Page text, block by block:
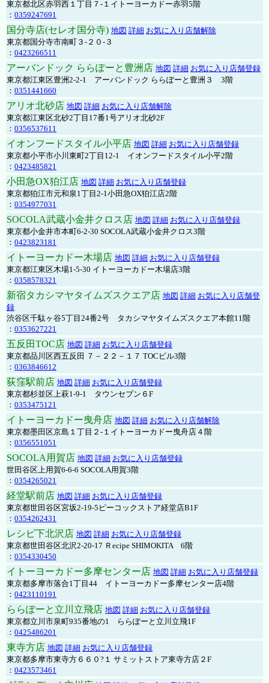
東京都北区赤羽西１丁目７-１イトーヨーカドー赤羽5階
： 0359247691
国分寺店(セレオ国分寺) 地図 詳細 お気に入り店舗解除
東京都国分寺市南町３-２０-３
： 0423266511
アーバンドック ららぽーと豊洲店 地図 詳細 お気に入り店舗登録
東京都江東区豊洲2-2-1 アーバンドック ららぽーと豊洲３ 3階
： 0351441660
アリオ北砂店 地図 詳細 お気に入り店舗解除
東京都江東区北砂2丁目17番1号アリオ北砂2F
： 0356537611
イオンフードスタイル小平店 地図 詳細 お気に入り店舗登録
東京都小平市小川東町2丁目12-1 イオンフードスタイル小平2階
： 0423485821
小田急OX狛江店 地図 詳細 お気に入り店舗登録
東京都狛江市元和泉1丁目2-1小田急OX狛江店2階
： 0354977031
SOCOLA武蔵小金井クロス店 地図 詳細 お気に入り店舗登録
東京都小金井市本町6-2-30 SOCOLA武蔵小金井クロス3階
： 0423823181
イトーヨーカドー木場店 地図 詳細 お気に入り店舗登録
東京都江東区木場1-5-30 イトーヨーカドー木場店3階
： 0358578321
新宿タカシマヤタイムズスクエア店 地図 詳細 お気に入り店舗登
録
渋谷区千駄ヶ谷5丁目24番2号 タカシマヤタイムズスクエア本館11階
： 0353627221
五反田TOC店 地図 詳細 お気に入り店舗登録
東京都品川区西五反田 ７－２２－１７ TOCビル3階
： 0363846612
荻窪駅前店 地図 詳細 お気に入り店舗登録
東京都杉並区上萩1-9-1 タウンセブン６F
： 0353475121
イトーヨーカドー曳舟店 地図 詳細 お気に入り店舗解除
東京都墨田区京島１丁目２-１イトーヨーカドー曳舟店４階
： 0356551051
SOCOLA用賀店 地図 詳細 お気に入り店舗登録
世田谷区上用賀6-6-6 SOCOLA用賀3階
： 0354265021
経堂駅前店 地図 詳細 お気に入り店舗登録
東京都世田谷区宮坂2-19-5ピーコックストア経堂店B1F
： 0354262431
レシピ下北沢店 地図 詳細 お気に入り店舗登録
東京都世田谷区北沢2-20-17 Ｒecipe SHIMOKITA 6階
： 0354330450
イトーヨーカドー多摩センター店 地図 詳細 お気に入り店舗登録
東京都多摩市落合1丁目44 イトーヨーカドー多摩センター店4階
： 0423110191
ららぽーと立川立飛店 地図 詳細 お気に入り店舗登録
東京都立川市泉町935番地の1 ららぽーと立川立飛1F
： 0425486201
東寺方店 地図 詳細 お気に入り店舗登録
東京都多摩市東寺方６６０?１ サミットストア東寺方店２F
： 0423573461